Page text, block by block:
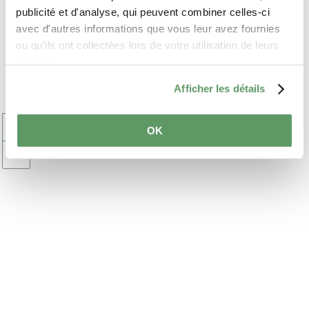
publicité et d'analyse, qui peuvent combiner celles-ci
avec d'autres informations que vous leur avez fournies
ou qu'ils ont collectées lors de votre utilisation de leurs
Afficher les détails
OK
Attractions aux
alentours
MULLERTHAL À LA CARTE